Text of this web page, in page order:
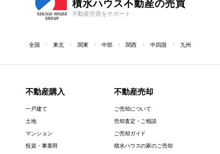
積水ハウス不動産の売買
不動産売買をサポート
全国 東北 関東 中部 関西 中四国 九州
不動産購入
一戸建て
土地
マンション
投資・事業用
不動産売却
ご売却について
売却査定・ご相談
ご売却ガイド
積水ハウスの家のご売却